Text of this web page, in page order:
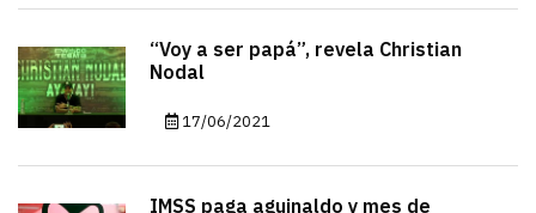
“Voy a ser papá”, revela Christian
Nodal
17/06/2021
IMSS paga aguinaldo y mes de